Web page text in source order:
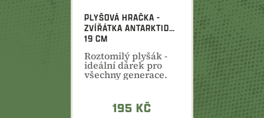
PLYŠOVÁ HRAČKA -
ZVÍŘÁTKA ANTARKTIDA
19 CM
Roztomilý plyšák -
ideální dárek pro
všechny generace.
ECO-FRIENDLY
195 KČ